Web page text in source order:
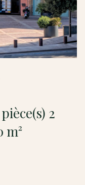
chambre(s) 80 m²